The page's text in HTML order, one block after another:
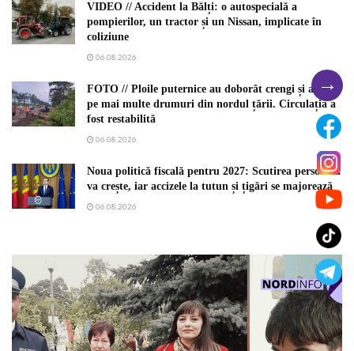
VIDEO // Accident la Bălți: o autospecială a
pompierilor, un tractor și un Nissan, implicate în
coliziune
06.08.2026
FOTO // Ploile puternice au doborât crengi și arbori
pe mai multe drumuri din nordul țării. Circulația a
fost restabilită
06.08.2026
Noua politică fiscală pentru 2027: Scutirea personală
va crește, iar accizele la tutun și țigări se majorează
06.08.2026
→